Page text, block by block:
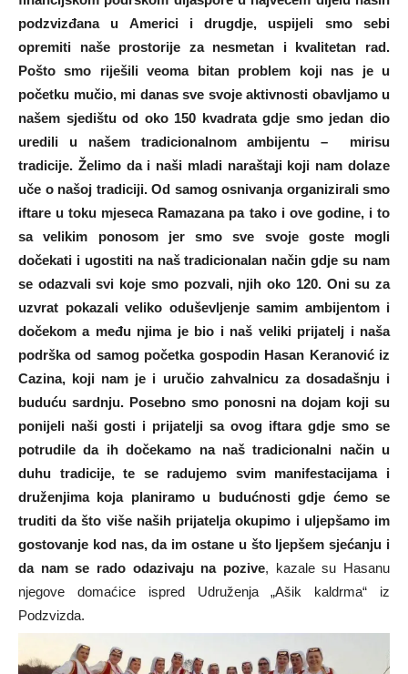
podzvizđana u Americi i drugdje, uspijeli smo sebi
opremiti naše prostorije za nesmetan i kvalitetan rad.
Pošto smo riješili veoma bitan problem koji nas je u
početku mučio, mi danas sve svoje aktivnosti obavljamo u
našem sjedištu od oko 150 kvadrata gdje smo jedan dio
uredili u našem tradicionalnom ambijentu – mirisu
tradicije. Želimo da i naši mladi naraštaji koji nam dolaze
uče o našoj tradiciji. Od samog osnivanja organizirali smo
iftare u toku mjeseca Ramazana pa tako i ove godine, i to
sa velikim ponosom jer smo sve svoje goste mogli
dočekati i ugostiti na naš tradicionalan način gdje su nam
se odazvali svi koje smo pozvali, njih oko 120. Oni su za
uzvrat pokazali veliko oduševljenje samim ambijentom i
dočekom a među njima je bio i naš veliki prijatelj i naša
podrška od samog početka gospodin Hasan Keranović iz
Cazina, koji nam je i uručio zahvalnicu za dosadašnju i
buduću sardnju. Posebno smo ponosni na dojam koji su
ponijeli naši gosti i prijatelji sa ovog iftara gdje smo se
potrudile da ih dočekamo na naš tradicionalni način u
duhu tradicije, te se radujemo svim manifestacijama i
druženjima koja planiramo u budućnosti gdje ćemo se
truditi da što više naših prijatelja okupimo i uljepšamo im
gostovanje kod nas, da im ostane u što ljepšem sjećanju i
da nam se rado odazivaju na pozive, kazale su Hasanu
njegove domaćice ispred Udruženja „Ašik kaldrma“ iz
Podzvizda.